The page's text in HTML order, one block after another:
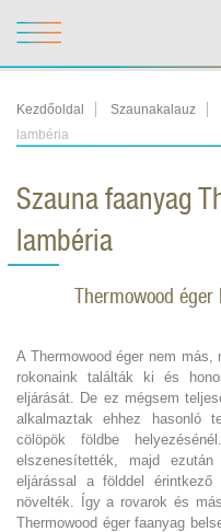
Kezdőoldal Szaunakalauz
lambéria
Szauna faanyag
lambéria
Thermowood éger
A Thermowood éger nem
rokonaink találták ki és
eljárását. De ez mégsem
alkalmaztak ehhez hasonló
cölöpök földbe
elszenesítették, majd
eljárással a földdel érintkező
növelték. Így a rovarok és
Thermowood éger faanyag